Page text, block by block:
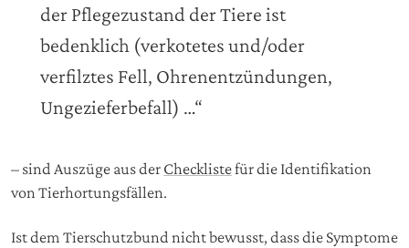
der Pflegezustand der Tiere ist
bedenklich (verkotetes und/oder
verfilztes Fell, Ohrenentzündungen,
Ungezieferbefall) …“
– sind Auszüge aus derChecklistefür die Identifikation
von Tierhortungsfällen.
Ist dem Tierschutzbund nicht bewusst, dass die Symptome